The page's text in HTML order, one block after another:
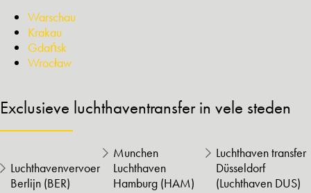
Warschau
Krakau
Gdańsk
Wrocław
Exclusieve luchthaventransfer in vele steden
Luchthavenvervoer
Berlijn (BER)
Munchen
Luchthaven
Hamburg (HAM)
Luchthaven transfer
Düsseldorf
(Luchthaven DUS)